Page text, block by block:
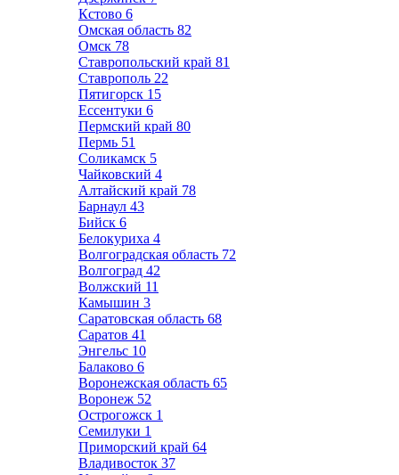
Кстово 6
Омская область 82
Омск 78
Ставропольский край 81
Ставрополь 22
Пятигорск 15
Ессентуки 6
Пермский край 80
Пермь 51
Соликамск 5
Чайковский 4
Алтайский край 78
Барнаул 43
Бийск 6
Белокуриха 4
Волгоградская область 72
Волгоград 42
Волжский 11
Камышин 3
Саратовская область 68
Саратов 41
Энгельс 10
Балаково 6
Воронежская область 65
Воронеж 52
Острогожск 1
Семилуки 1
Приморский край 64
Владивосток 37